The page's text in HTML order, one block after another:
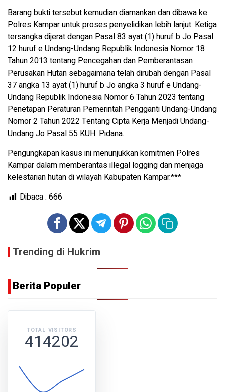
Barang bukti tersebut kemudian diamankan dan dibawa ke
Polres Kampar untuk proses penyelidikan lebih lanjut. Ketiga
tersangka dijerat dengan Pasal 83 ayat (1) huruf b Jo Pasal
12 huruf e Undang-Undang Republik Indonesia Nomor 18
Tahun 2013 tentang Pencegahan dan Pemberantasan
Perusakan Hutan sebagaimana telah dirubah dengan Pasal
37 angka 13 ayat (1) huruf b Jo angka 3 huruf e Undang-
Undang Republik Indonesia Nomor 6 Tahun 2023 tentang
Penetapan Peraturan Pemerintah Pengganti Undang-Undang
Nomor 2 Tahun 2022 Tentang Cipta Kerja Menjadi Undang-
Undang Jo Pasal 55 KUH. Pidana.
Pengungkapan kasus ini menunjukkan komitmen Polres
Kampar dalam memberantas illegal logging dan menjaga
kelestarian hutan di wilayah Kabupaten Kampar.***
Dibaca : 666
Trending di Hukrim
Berita Populer
TOTAL VISITORS
414202